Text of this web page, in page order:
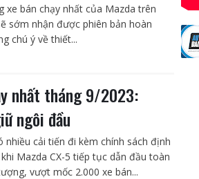
xe bán chạy nhất của Mazda trên
sớm nhận được phiên bản hoàn
chú ý về thiết...
nhất tháng 9/2023:
ngôi đầu
nhiều cải tiến đi kèm chính sách định
Mazda CX-5 tiếp tục dẫn đầu toàn
vượt mốc 2.000 xe bán...